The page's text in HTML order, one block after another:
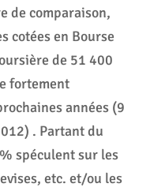
de comparaison,
cotées en Bourse
de 51 400
fortement
années (9
. Partant du
spéculent sur les
etc. et/ou les